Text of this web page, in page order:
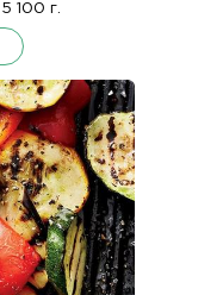
5 100 г.